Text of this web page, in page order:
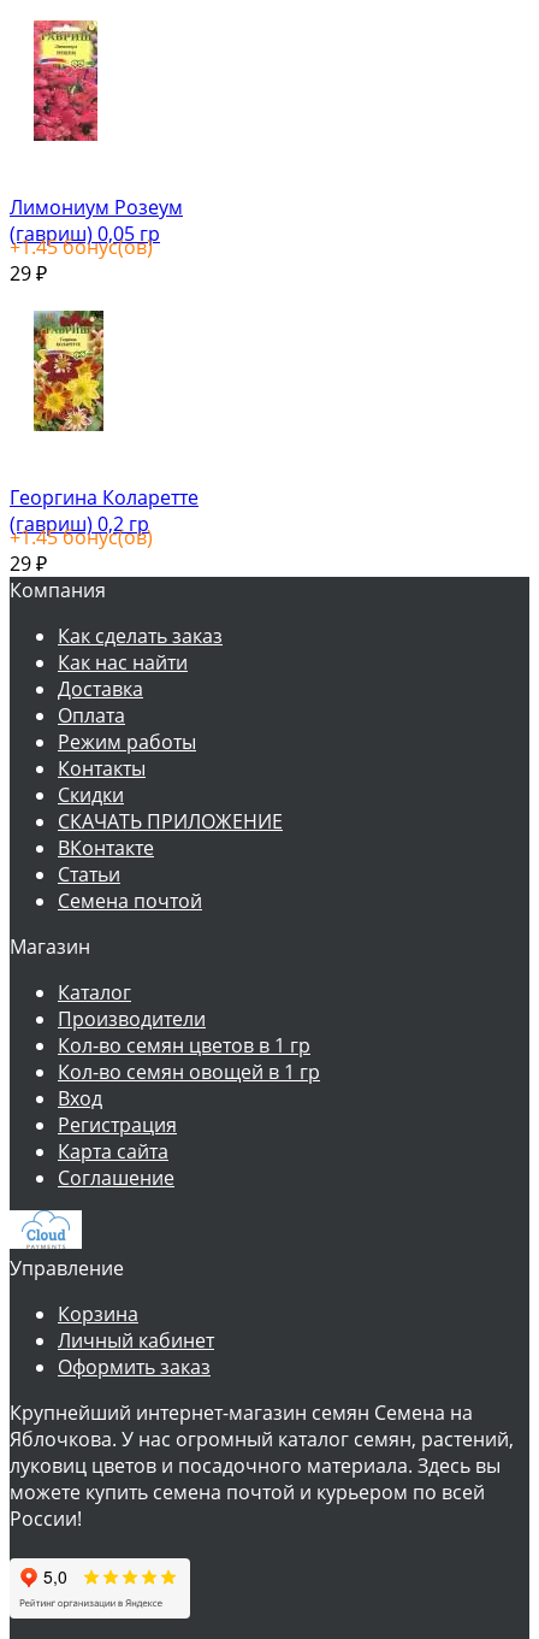
Лимониум Розеум
(гавриш) 0,05 гр
+1.45бонус(ов)
29 ₽
Георгина Коларетте
(гавриш) 0,2 гр
+1.45бонус(ов)
29 ₽
Компания
Как сделать заказ
Как нас найти
Доставка
Оплата
Режим работы
Контакты
Скидки
СКАЧАТЬ ПРИЛОЖЕНИЕ
ВКонтакте
Статьи
Семена почтой
Магазин
Каталог
Производители
Кол-во семян цветов в 1 гр
Кол-во семян овощей в 1 гр
Вход
Регистрация
Карта сайта
Соглашение
Управление
Корзина
Личный кабинет
Оформить заказ
Крупнейший интернет-магазин семян Семена на
Яблочкова. У нас огромный каталог семян, растений,
луковиц цветов и посадочного материала. Здесь вы
можете купить семена почтой и курьером по всей
России!